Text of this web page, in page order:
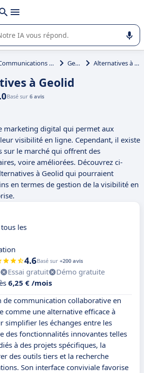
avec
dans l'utilisation ou la sélection de
Communications unifiées Geolid Alternatives à Geolid
à Geolid
Basé sur 6 avis
marketing digital qui permet aux
visibilité en ligne. Cependant, il existe
sur le marché qui offrent des
voire améliorées. Découvrez ci-
à Geolid qui pourraient
en termes de gestion de la visibilité en
les
4.6Basé sur +200 avis
Essai gratuit
Démo gratuite
6,25 € /mois
de communication collaborative en
comme une alternative efficace à
simplifier les échanges entre les
des fonctionnalités innovantes telles
à des projets spécifiques, la
des outils tiers et la recherche
Son interface conviviale favorise